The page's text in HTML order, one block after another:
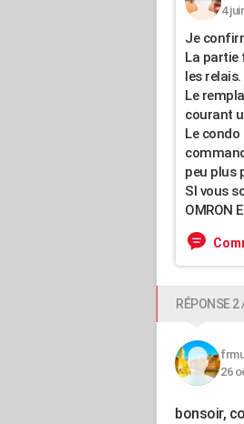
4
Je
La partie
les relais.
Le
courant
Le condo
peu plus
SI vous
OMRON
RÉPONSE 2
frmu
26
bonsoir,